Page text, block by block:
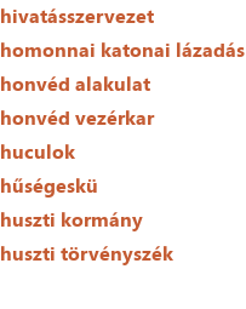
hivatásszervezet
homonnai katonai lázadás
honvéd alakulat
honvéd vezérkar
huculok
hűségeskü
huszti kormány
huszti törvényszék